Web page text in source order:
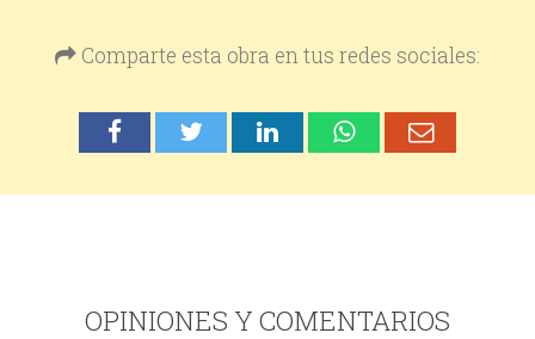
Comparte esta obra en tus redes sociales:
OPINIONES Y COMENTARIOS